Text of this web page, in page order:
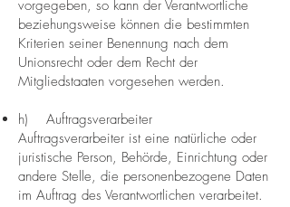
vorgegeben, so kann der Verantwortliche
beziehungsweise können die bestimmten
Kriterien seiner Benennung nach dem
Unionsrecht oder dem Recht der
Mitgliedstaaten vorgesehen werden.
h) Auftragsverarbeiter
Auftragsverarbeiter ist eine natürliche oder
juristische Person, Behörde, Einrichtung oder
andere Stelle, die personenbezogene Daten
im Auftrag des Verantwortlichen verarbeitet.